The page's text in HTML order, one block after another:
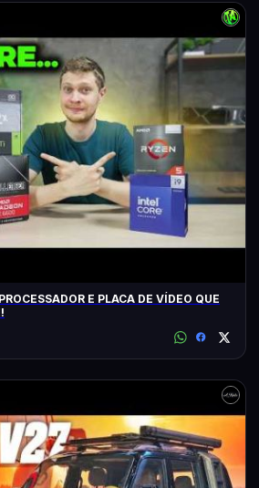
E PLACA DE VÍDEO QUE